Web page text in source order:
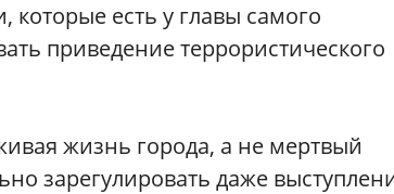
есть у главы самого
приведение террористического
жизнь города, а не мертвый
зарегулировать даже